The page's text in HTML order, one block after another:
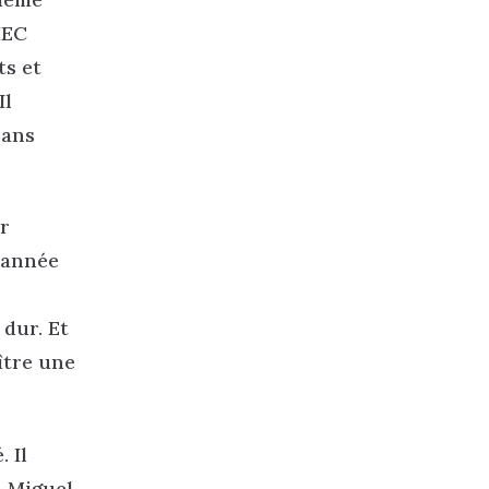
et
Et
une
Il